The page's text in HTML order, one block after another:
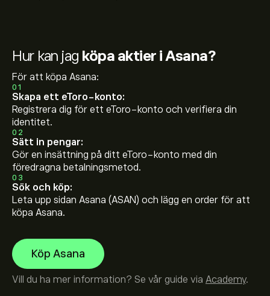
Hur kan jag köpa aktier i Asana?
För att köpa Asana:
01
Skapa ett eToro-konto:
Registrera dig för ett eToro-konto och verifiera din
identitet.
02
Sätt in pengar:
Gör en insättning på ditt eToro-konto med din
föredragna betalningsmetod.
03
Sök och köp:
Leta upp sidan Asana (ASAN) och lägg en order för att
köpa Asana.
Köp Asana
Vill du ha mer information? Se vår guide via Academy.